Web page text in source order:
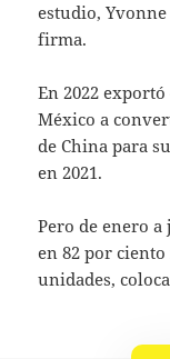
estudio,
firma.
En 2022
México a
de China para
en 2021.
Pero de enero
en 82 por
unidades,